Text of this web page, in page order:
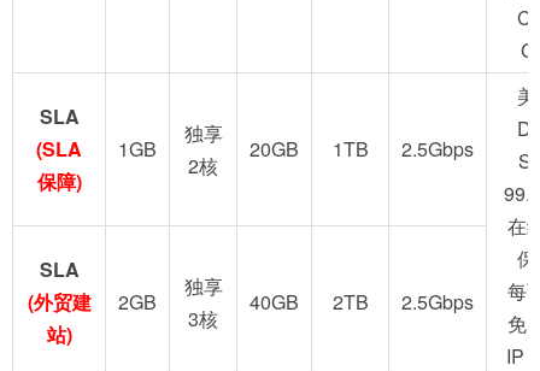
SLA
(SLA
保障)
1GB
独享
2核
20GB 1TB 2.5Gbps
在
每
免
IP
SLA
(外贸建
站)
2GB
独享
3核
40GB 2TB 2.5Gbps